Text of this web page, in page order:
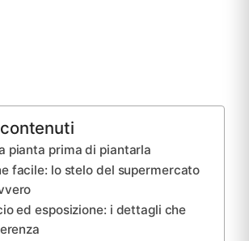
pianta prima di piantarla
facile: lo stelo del supermercato
ed esposizione: i dettagli che